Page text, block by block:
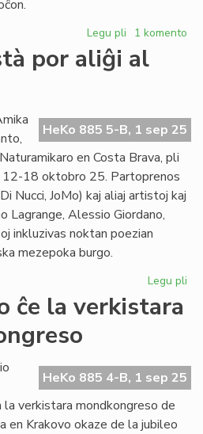
Legu pli pri
unua
esperanto
festas
sian
datrevenon
1 komento
por aliĝi al
HeKo 885 5-B, 1 sep 25
en Costa Brava, pli
12-18 oktobro 25. Partoprenos
Nucci, JoMo) kaj aliaj artistoj kaj
Lagrange, Alessio Giordano,
inkluzivas noktan poezian
mezepoka burgo.
Legu pli
ĉe la verkistara
HeKo 885 4-B, 1 sep 25
verkistara mondkongreso de
en Krakovo okaze de la jubileo